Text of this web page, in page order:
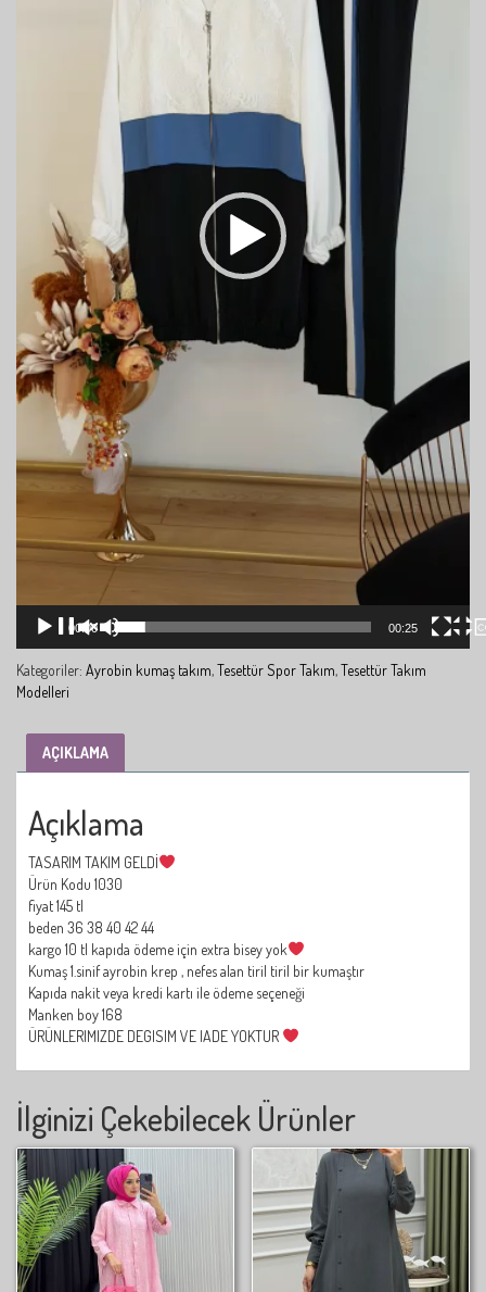
00:00 00:25
Kategoriler: Ayrobin kumaş takım,Tesettür Spor Takım,Tesettür Takım
Modelleri
AÇIKLAMA
Açıklama
TASARIM TAKIM GELDİ
Ürün Kodu 1030
fiyat 145 tl
beden 36 38 40 42 44
kargo 10 tl kapıda ödeme için extra bisey yok
Kumaş 1.sinif ayrobin krep , nefes alan tiril tiril bir kumaştır
Kapıda nakit veya kredi kartı ile ödeme seçeneği
Manken boy 168
ÜRÜNLERIMIZDE DEGISIM VE IADE YOKTUR
İlginizi Çekebilecek Ürünler